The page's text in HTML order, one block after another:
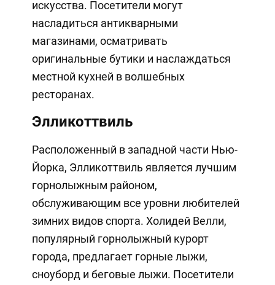
искусства. Посетители могут
насладиться антикварными
магазинами, осматривать
оригинальные бутики и наслаждаться
местной кухней в волшебных
ресторанах.
Элликоттвиль
Расположенный в западной части Нью-
Йорка, Элликоттвиль является лучшим
горнолыжным районом,
обслуживающим все уровни любителей
зимних видов спорта. Холидей Велли,
популярный горнолыжный курорт
города, предлагает горные лыжи,
сноуборд и беговые лыжи. Посетители